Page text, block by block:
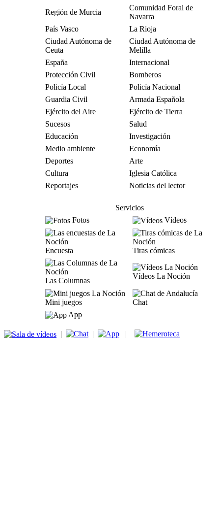
Región de Murcia
Comunidad Foral de
Navarra
País Vasco
La Rioja
Ciudad Autónoma de
Ceuta
Ciudad Autónoma de
Melilla
España
Internacional
Protección Civil
Bomberos
Policía Local
Policía Nacional
Guardia Civil
Armada Española
Ejército del Aire
Ejército de Tierra
Sucesos
Salud
Educación
Investigación
Medio ambiente
Economía
Deportes
Arte
Cultura
Iglesia Católica
Reportajes
Noticias del lector
Servicios
Fotos
Vídeos
Encuesta Tiras cómicas
Las Columnas
Vídeos La Noción
Mini juegos
Chat
App
| | |